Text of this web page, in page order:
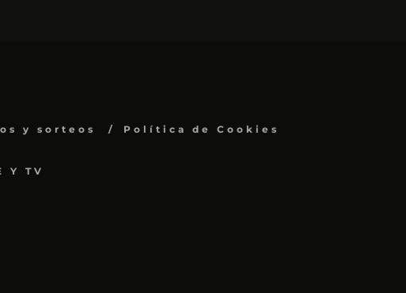
y sorteos
Política de Cookies
Y TV